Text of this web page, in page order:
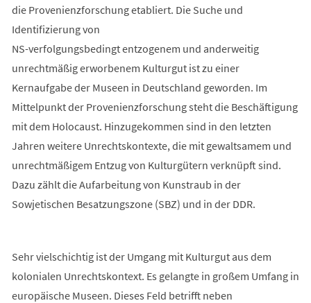
die Provenienzforschung etabliert. Die Suche und
Identifizierung von
NS-verfolgungsbedingt entzogenem und anderweitig
unrechtmäßig erworbenem Kulturgut ist zu einer
Kernaufgabe der Museen in Deutschland geworden. Im
Mittelpunkt der Provenienzforschung steht die Beschäftigung
mit dem Holocaust. Hinzugekommen sind in den letzten
Jahren weitere Unrechtskontexte, die mit gewaltsamem und
unrechtmäßigem Entzug von Kulturgütern verknüpft sind.
Dazu zählt die Aufarbeitung von Kunstraub in der
Sowjetischen Besatzungszone (SBZ) und in der DDR.
Sehr vielschichtig ist der Umgang mit Kulturgut aus dem
kolonialen Unrechtskontext. Es gelangte in großem Umfang in
europäische Museen. Dieses Feld betrifft neben